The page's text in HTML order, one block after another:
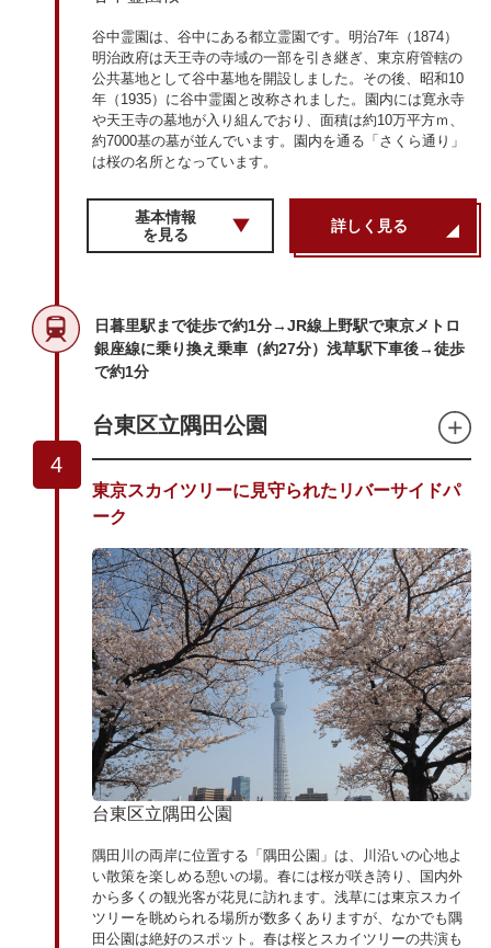
谷中霊園は、谷中にある都立霊園です。明治7年（1874）
明治政府は天王寺の寺域の一部を引き継ぎ、東京府管轄の
公共墓地として谷中墓地を開設しました。その後、昭和10
年（1935）に谷中霊園と改称されました。園内には寛永寺
や天王寺の墓地が入り組んでおり、面積は約10万平方ｍ、
約7000基の墓が並んでいます。園内を通る「さくら通り」
は桜の名所となっています。
基本情報
を見る
詳しく見る
日暮里駅まで徒歩で約1分→JR線上野駅で東京メトロ
銀座線に乗り換え乗車（約27分）浅草駅下車後→徒歩
で約1分
4
台東区立隅田公園
東京スカイツリーに見守られたリバーサイドパ
ーク
台東区立隅田公園
隅田川の両岸に位置する「隅田公園」は、川沿いの心地よ
い散策を楽しめる憩いの場。春には桜が咲き誇り、国内外
から多くの観光客が花見に訪れます。浅草には東京スカイ
ツリーを眺められる場所が数多くありますが、なかでも隅
田公園は絶好のスポット。春は桜とスカイツリーの共演も